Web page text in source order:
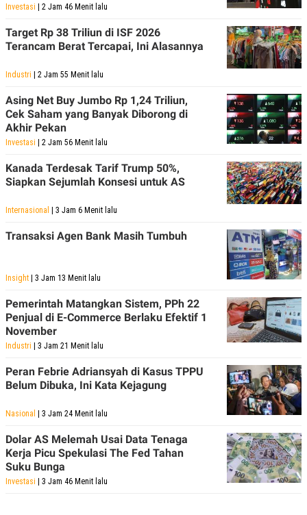
Investasi | 2 Jam 46 Menit lalu
Target Rp 38 Triliun di ISF 2026
Terancam Berat Tercapai, Ini Alasannya
Industri | 2 Jam 55 Menit lalu
Asing Net Buy Jumbo Rp 1,24 Triliun,
Cek Saham yang Banyak Diborong di
Akhir Pekan
Investasi | 2 Jam 56 Menit lalu
Kanada Terdesak Tarif Trump 50%,
Siapkan Sejumlah Konsesi untuk AS
Internasional | 3 Jam 6 Menit lalu
Transaksi Agen Bank Masih Tumbuh
Insight | 3 Jam 13 Menit lalu
Pemerintah Matangkan Sistem, PPh 22
Penjual di E-Commerce Berlaku Efektif 1
November
Industri | 3 Jam 21 Menit lalu
Peran Febrie Adriansyah di Kasus TPPU
Belum Dibuka, Ini Kata Kejagung
Nasional | 3 Jam 24 Menit lalu
Dolar AS Melemah Usai Data Tenaga
Kerja Picu Spekulasi The Fed Tahan
Suku Bunga
Investasi | 3 Jam 46 Menit lalu